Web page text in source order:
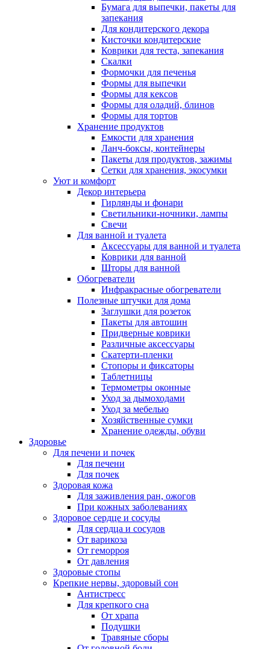
Бумага для выпечки, пакеты для
запекания
Для кондитерского декора
Кисточки кондитерские
Коврики для теста, запекания
Скалки
Формочки для печенья
Формы для выпечки
Формы для кексов
Формы для оладий, блинов
Формы для тортов
Хранение продуктов
Емкости для хранения
Ланч-боксы, контейнеры
Пакеты для продуктов, зажимы
Сетки для хранения, экосумки
Уют и комфорт
Декор интерьера
Гирлянды и фонари
Светильники-ночники, лампы
Свечи
Для ванной и туалета
Аксессуары для ванной и туалета
Коврики для ванной
Шторы для ванной
Обогреватели
Инфракрасные обогреватели
Полезные штучки для дома
Заглушки для розеток
Пакеты для автошин
Придверные коврики
Различные аксессуары
Скатерти-пленки
Стопоры и фиксаторы
Таблетницы
Термометры оконные
Уход за дымоходами
Уход за мебелью
Хозяйственные сумки
Хранение одежды, обуви
Здоровье
Для печени и почек
Для печени
Для почек
Здоровая кожа
Для заживления ран, ожогов
При кожных заболеваниях
Здоровое сердце и сосуды
Для сердца и сосудов
От варикоза
От геморроя
От давления
Здоровые стопы
Крепкие нервы, здоровый сон
Антистресс
Для крепкого сна
От храпа
Подушки
Травяные сборы